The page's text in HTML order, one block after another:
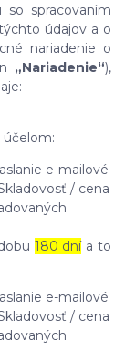
spracovaním
údajov a o
nariadenie o
„Nariadenie“),
účelom:
e-mailové
/ cena
180 dnía to
e-mailové
/ cena